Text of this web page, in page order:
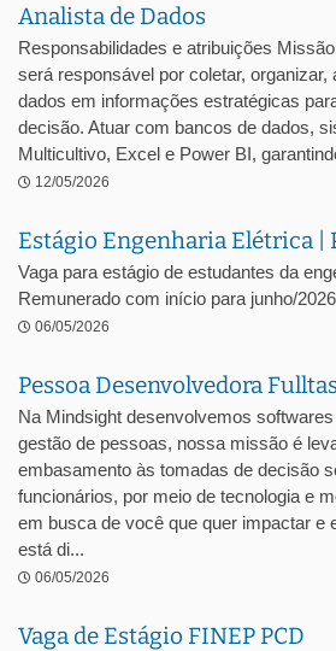
Analista de Dados
Responsabilidades e atribuições
será responsável por coletar, organizar,
dados em informações estratégicas
decisão. Atuar com bancos de dados,
Multicultivo, Excel e Power BI,
12/05/2026
Estágio Engenharia Elétrica |
Vaga para estágio de estudantes da
Remunerado com início para junho/
06/05/2026
Pessoa Desenvolvedora
Na Mindsight desenvolvemos
gestão de pessoas, nossa missão é
embasamento às tomadas de decisão
funcionários, por meio de tecnologia e
em busca de você que quer impactar e
está di...
06/05/2026
Vaga de Estágio FINEP PCD